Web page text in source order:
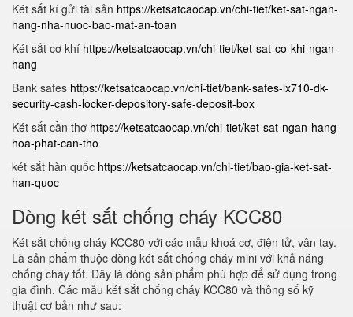
Két sắt kí gửi tài sản https://ketsatcaocap.vn/chi-tiet/ket-sat-ngan-
hang-nha-nuoc-bao-mat-an-toan
Két sắt cơ khí https://ketsatcaocap.vn/chi-tiet/ket-sat-co-khi-ngan-
hang
Bank safes https://ketsatcaocap.vn/chi-tiet/bank-safes-lx710-dk-
security-cash-locker-depository-safe-deposit-box
Két sắt cần thơ https://ketsatcaocap.vn/chi-tiet/ket-sat-ngan-hang-
hoa-phat-can-tho
két sắt hàn quốc https://ketsatcaocap.vn/chi-tiet/bao-gia-ket-sat-
han-quoc
Dòng két sắt chống cháy KCC80
Két sắt chống cháy KCC80 với các mẫu khoá cơ, điện tử, vân tay.
Là sản phẩm thuộc dòng két sắt chống cháy mini với khả năng
chống cháy tốt. Đây là dòng sản phẩm phù hợp để sử dụng trong
gia đình. Các mẫu két sắt chống cháy KCC80 và thông số kỹ
thuật cơ bản như sau: